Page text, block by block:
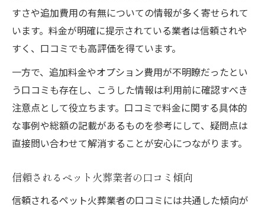
すさや追加費用の有無についての情報が多く寄せられて
います。料金が明確に提示されている業者は信頼されや
すく、口コミでも高評価を得ています。
一方で、追加料金やオプション費用が不明瞭だったとい
う口コミも存在し、こうした情報は利用前に確認すべき
注意点として役立ちます。口コミで料金に関する具体的
な事例や総額の記載があるものを参考にして、疑問点は
直接問い合わせて解消することが安心につながります。
信頼されるペット火葬業者の口コミ傾向
信頼されるペット火葬業者の口コミには共通した傾向が